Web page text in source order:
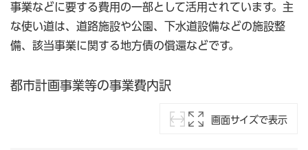
事業などに要する費用の一部として活用されています。主
な使い道は、道路施設や公園、下水道設備などの施設整
備、該当事業に関する地方債の償還などです。
都市計画事業等の事業費内訳
画面サイズで表示